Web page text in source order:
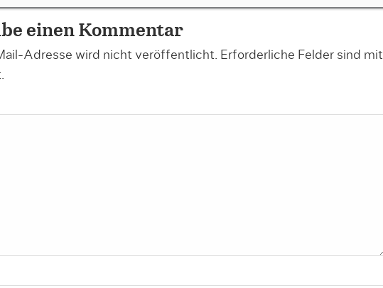
einen Kommentar
Adresse wird nicht veröffentlicht. Erforderliche Felder sind mit